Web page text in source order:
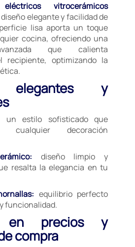
vitrocerámicos
elegante y facilidad de
lisa aporta un toque
cocina, ofreciendo una
que calienta
recipiente, optimizando la
elegantes y
un estilo sofisticado que
cualquier decoración
diseño limpio y
resalta la elegancia en tu
equilibrio perfecto
funcionalidad.
en precios y
compra